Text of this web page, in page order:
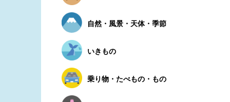
自然・風景・天体・季節
いきもの
乗り物・たべもの・もの